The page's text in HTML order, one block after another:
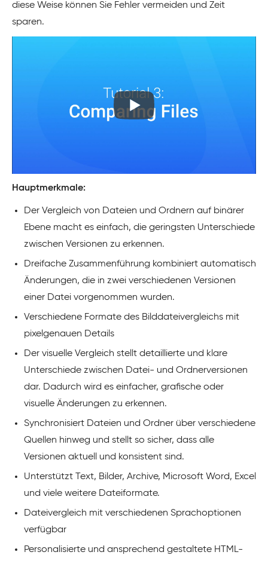
diese Weise können Sie Fehler vermeiden und Zeit
sparen.
Hauptmerkmale:
Der Vergleich von Dateien und Ordnern auf binärer
Ebene macht es einfach, die geringsten Unterschiede
zwischen Versionen zu erkennen.
Dreifache Zusammenführung kombiniert automatisch
Änderungen, die in zwei verschiedenen Versionen
einer Datei vorgenommen wurden.
Verschiedene Formate des Bilddateivergleichs mit
pixelgenauen Details
Der visuelle Vergleich stellt detaillierte und klare
Unterschiede zwischen Datei- und Ordnerversionen
dar. Dadurch wird es einfacher, grafische oder
visuelle Änderungen zu erkennen.
Synchronisiert Dateien und Ordner über verschiedene
Quellen hinweg und stellt so sicher, dass alle
Versionen aktuell und konsistent sind.
Unterstützt Text, Bilder, Archive, Microsoft Word, Excel
und viele weitere Dateiformate.
Dateivergleich mit verschiedenen Sprachoptionen
verfügbar
Personalisierte und ansprechend gestaltete HTML-